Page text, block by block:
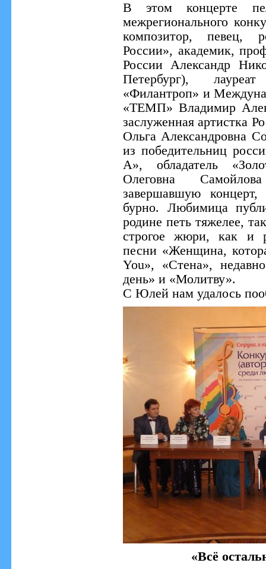
В этом концерте
межрегионального
композитор, певец,
России», академик,
России Александр
Петербург),
«Филантроп» и
«ТЕМП» Владимир
заслуженная артистка
Ольга Александровна
из победительниц
А», обладатель
Олеговна
завершавшую концерт,
бурно. Любимица
родине петь тяжелее,
строгое жюри, как и
песни «Женщина,
You», «Стена»,
день» и «Молитву».
С Юлей нам удалось
«Всё